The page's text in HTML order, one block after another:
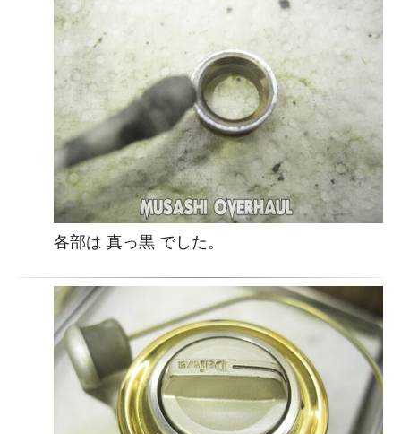
各部は 真っ黒 でした。